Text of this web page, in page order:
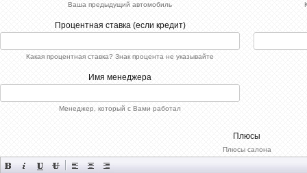
Ваша предыдущий автомобиль
Процентная ставка (если кредит)
Какая процентная ставка? Знак процента не указывайте
Имя менеджера
Менеджер, который с Вами работал
Плюсы
Плюсы салона